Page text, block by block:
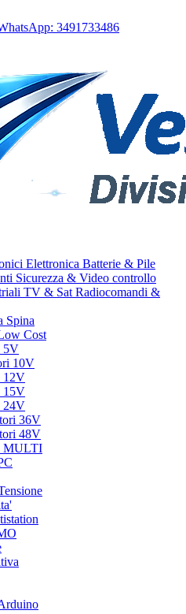
3491733486
Elettronica Batterie & Pile
Sicurezza & Video controllo
TV & Sat Radiocomandi &
Spina
Cost
5V
10V
12V
15V
24V
36V
48V
MULTI